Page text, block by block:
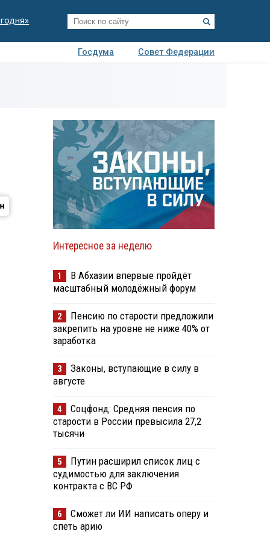
Госдума
Совет Федерации
Интересное за неделю
1
В Абхазии впервые пройдёт
масштабный молодёжный форум
2
Пенсию по старости предложили
закрепить на уровне не ниже 40% от
заработка
3
Законы, вступающие в силу в
августе
4
Соцфонд: Средняя пенсия по
старости в России превысила 27,2
тысячи
5
Путин расширил список лиц с
судимостью для заключения
контракта с ВС РФ
6
Сможет ли ИИ написать оперу и
спеть арию